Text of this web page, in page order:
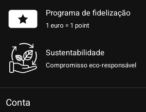
Programa de fidelização
1 euro = 1 point
Sustentabilidade
Compromisso eco-responsável
Conta